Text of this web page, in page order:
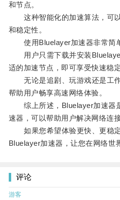
和节点。
这种智能化的加速算法，可
和稳定性。
使用Bluelayer加速器非常简
用户只需下载并安装
适的加速节点，即可享受快速稳
无论是追剧、玩游戏还是工作
帮助用户畅享高速网络体验。
综上所述，Bluelayer加速器
速器，可以帮助用户解决网络连
如果您希望体验更快、更稳定
Bluelayer加速器，让您在网络世
评论
游客